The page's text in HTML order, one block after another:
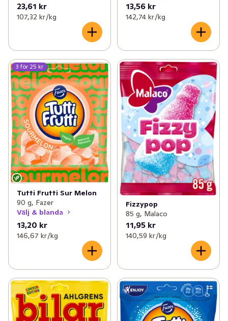
23,61 kr
107,32 kr /kg
13,56 kr
142,74 kr /kg
3 för 25 kr
Tutti Frutti Sur Melon
90 g, Fazer
Välj & blanda
13,20 kr
146,67 kr /kg
Fizzypop
85 g, Malaco
11,95 kr
140,59 kr /kg